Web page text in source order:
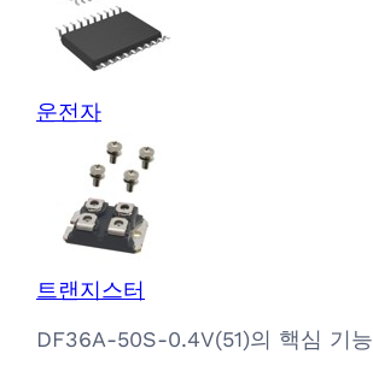
운전자
트랜지스터
DF36A-50S-0.4V(51)의 핵심 기능